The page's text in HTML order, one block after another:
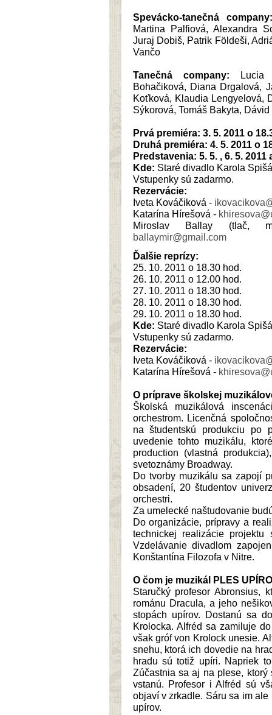
Spevácko-tanečná company:
Martina Palfiová, Alexandra
Juraj Dobiš, Patrik Földeši,
Vančo
Tanečná company: Lucia
Bohačiková, Diana Drgalová,
Koťková, Klaudia Lengyelová,
Sýkorová, Tomáš Bakyta,
Prvá premiéra: 3. 5. 2011 o
Druhá premiéra: 4. 5. 2011 o
Predstavenia: 5. 5. , 6. 5. 2011
Kde: Staré divadlo Karola
Vstupenky sú zadarmo.
Rezervácie:
Iveta Kováčiková -
Katarína Hírešová -
Miroslav Ballay (tlač,
ballaymir@gmail.com
Ďalšie reprízy:
25. 10. 2011 o 18.30 hod.
26. 10. 2011 o 12.00 hod.
27. 10. 2011 o 18.30 hod.
28. 10. 2011 o 18.30 hod.
29. 10. 2011 o 18.30 hod.
Kde: Staré divadlo Karola
Vstupenky sú zadarmo.
Rezervácie:
Iveta Kováčiková -
Katarína Hírešová -
O príprave školskej
Školská muzikálová
orchestrom. Licenčná
na študentskú produkciu po
uvedenie tohto muzikálu,
production (vlastná
svetoznámy Broadway.
Do tvorby muzikálu sa zapojí
obsadení, 20 študentov
orchestri.
Za umelecké naštudovanie
Do organizácie, prípravy a
technickej realizácie
Vzdelávanie divadlom
Konštantína Filozofa v Nitre.
O čom je muzikál PLES
Staručký profesor Abronsius,
románu Dracula, a jeho
stopách upírov. Dostanú sa
Krolocka. Alfréd sa zamiluje
však gróf von Krolock unesie.
snehu, ktorá ich dovedie na
hradu sú totiž upíri. Napriek
Zúčastnia sa aj na plese,
vstanú. Profesor i Alfréd sú
objaví v zrkadle. Sáru sa im
upírov.